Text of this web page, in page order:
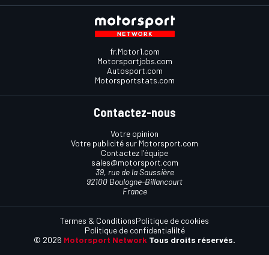
fr.Motor1.com
Motorsportjobs.com
Autosport.com
Motorsportstats.com
Contactez-nous
Votre opinion
Votre publicité sur Motorsport.com
Contactez l'équipe
sales@motorsport.com
39, rue de la Saussière
92100 Boulogne-Billancourt
France
© 2026 Motorsport Network Tous droits réservés.
Termes & ConditionsPolitique de cookies
Politique de confidentialilté